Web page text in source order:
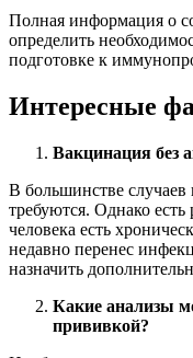
Полная информация о
определить
подготовке к
Интересные
Вакцинация без
В большинстве
требуются. Однако
человека есть
недавно перенес
назначить
Какие анализы
прививкой?